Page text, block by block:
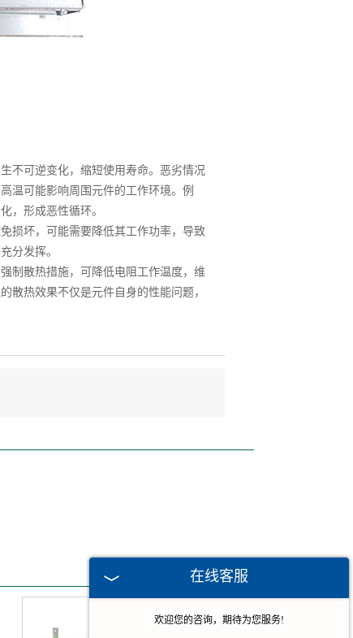
不可逆变化，缩短使用寿命。恶劣情况
温可能影响周围元件的工作环境。例
，形成恶性循环。
损坏，可能需要降低其工作功率，导致
分发挥。
制散热措施，可降低电阻工作温度，维
散热效果不仅是元件自身的性能问题，
在线客服
欢迎您的咨询，期待为您服务!